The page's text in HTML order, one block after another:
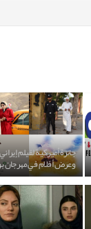
جائزة أميركية لفيلم
وعرض أفلام في مهرجان